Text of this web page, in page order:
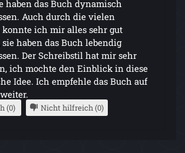
haben das Buch dynamisch
Auch durch die vielen
konnte ich mir alles sehr gut
haben das Buch lebendig
Der Schreibstil hat mir sehr
ich mochte den Einblick in diese
Idee. Ich empfehle das Buch auf
(0) Nicht hilfreich (0)